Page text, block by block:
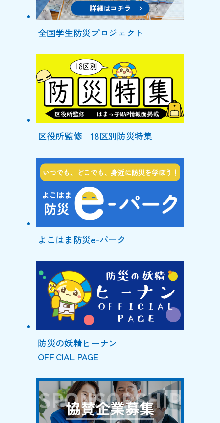
全国学生防災プロジェクト
区役所監修 18区別防災特集
よこはま防災e-パーク
防災の妖精ヒーナン
OFFICIAL PAGE